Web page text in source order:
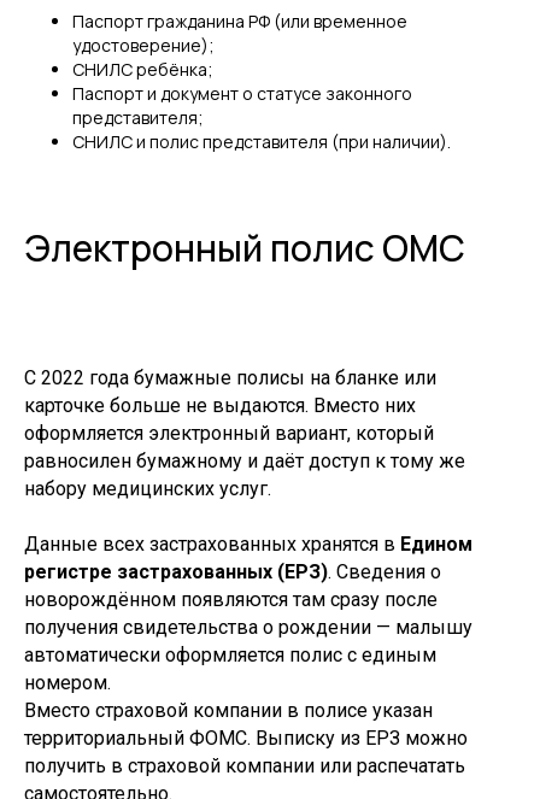
Паспорт гражданина РФ (или временное
удостоверение);
СНИЛС ребёнка;
Паспорт и документ о статусе законного
представителя;
СНИЛС и полис представителя (при наличии).
Электронный полис ОМС
С 2022 года бумажные полисы на бланке или
карточке больше не выдаются. Вместо них
оформляется электронный вариант, который
равносилен бумажному и даёт доступ к тому же
набору медицинских услуг.
Данные всех застрахованных хранятся в Едином
регистре застрахованных (ЕРЗ). Сведения о
новорождённом появляются там сразу после
получения свидетельства о рождении — малышу
автоматически оформляется полис с единым
номером.
Вместо страховой компании в полисе указан
территориальный ФОМС. Выписку из ЕРЗ можно
получить в страховой компании или распечатать
самостоятельно.